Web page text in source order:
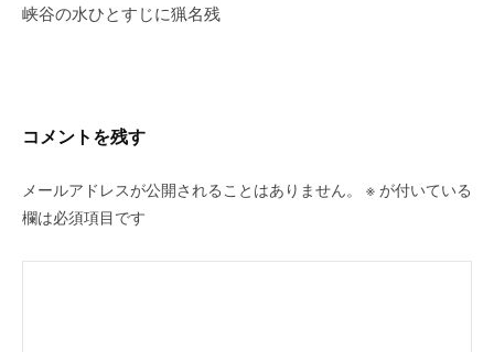
ゲ
ン
峡谷の水ひとすじに猟名残
コメントを残す
メールアドレスが公開されることはありません。 ※ が付いている
欄は必須項目です